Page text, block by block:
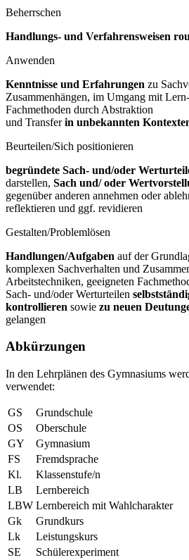
Beherrschen
Handlungs- und Verfahrensweisen
Anwenden
Kenntnisse und Erfahrungen zu
Zusammenhängen, im Umgang mit
Fachmethoden durch Abstraktion
und Transferin unbekannten
Beurteilen/Sich positionieren
begründete Sach- und/oder
darstellen, Sach und/oder
gegenüber anderen annehmen oder
reflektieren und ggf. revidieren
Gestalten/Problemlösen
Handlungen/Aufgaben auf der
komplexen Sachverhalten und
Arbeitstechniken, geeigneten
Sach- und/oder Werturteilen
kontrollieren sowie zu neuen
gelangen
Abkürzungen
In den Lehrplänen des Gymnasiums
verwendet:
GS
Grundschule
OS
Oberschule
GY
Gymnasium
FS
Fremdsprache
Kl.
Klassenstufe/n
LB
Lernbereich
LBW Lernbereich mit Wahlcharakter
Gk
Grundkurs
Lk
Leistungskurs
SE
Schülerexperiment